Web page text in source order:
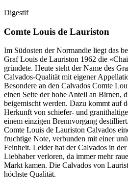
Digestif
Comte Louis de Lauriston
Im Südosten der Normandie liegt das
Graf Louis de Lauriston 1962 die
gründete. Heute steht der Name des
Calvados-Qualität mit eigener
Besondere an den Calvados Comte
einen Seite der hohe Anteil an Birnen,
beigemischt werden. Dazu kommt auf
Herkunft von schiefer- und
einem einzigen Brennvorgang
Comte Louis de Lauriston Calvados
fruchtige Note, verbunden mit einer
Feinheit. Leider hat der Calvados in
Liebhaber verloren, da immer mehr
Markt kamen. Die Calvados von
höchste Qualität.